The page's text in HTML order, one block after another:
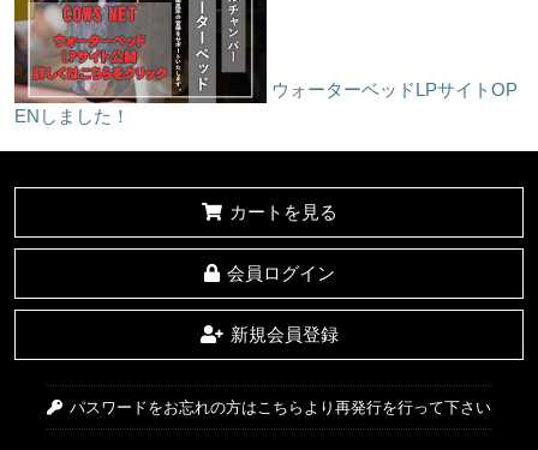
ウォーターベッドLPサイトOP
ENしました！
カートを見る
会員ログイン
新規会員登録
パスワードをお忘れの方はこちらより再発行を行って下さい